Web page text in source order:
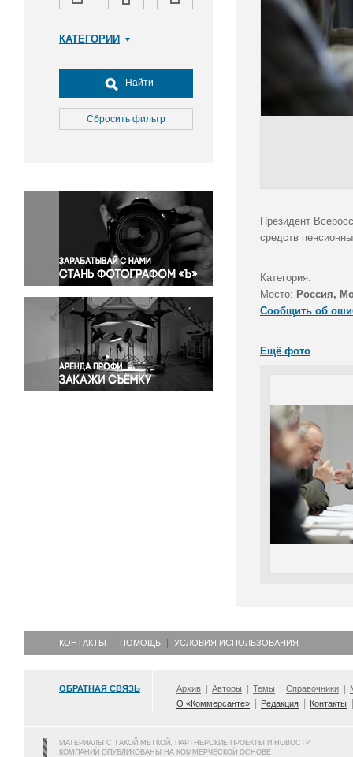
КАТЕГОРИИ
Досуг, туризм и отдых
Культура
Медицина
Окружающая среда
Политика
Правосудие
Происшествия и конфликты
Религия
Светская жизнь
Спорт
Экология
Экономика и бизнес
Найти
Сбросить фильтр
Президент
средств
Категория:
Место: Россия,
Сообщить об
Ещё фото
КОНТАКТЫ ПОМОЩЬ УСЛОВИЯ ИСПОЛЬЗОВАНИЯ
ОБРАТНАЯ СВЯЗЬ Архив Авторы Темы Справочники
О «Коммерсанте»
Редакция Контакты
МАТЕРИАЛЫ С ТАКОЙ МЕТКОЙ, ПАРТНЕРСКИЕ ПРОЕКТЫ И НОВОСТИ
КОМПАНИЙ ОПУБЛИКОВАНЫ НА КОММЕРЧЕСКОЙ ОСНОВЕ